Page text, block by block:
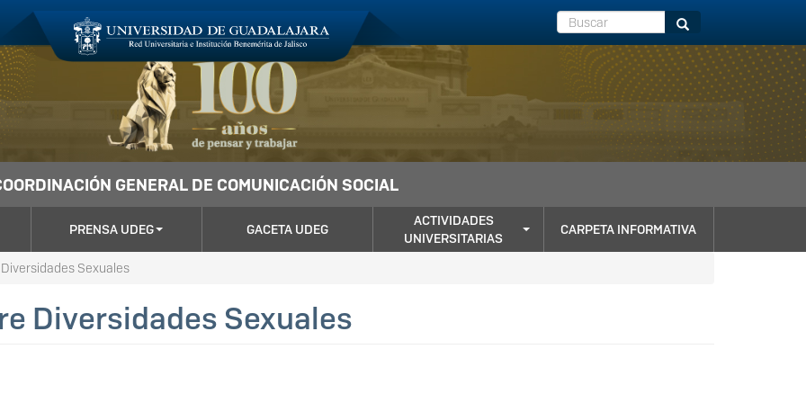
Buscar Buscar
GENERAL DE COMUNICACIÓN SOCIAL
PRENSA UDEG GACETA UDEG
ACTIVIDADES
UNIVERSITARIAS
CARPETA INFORMATIVA
Sexuales
Diversidades Sexuales